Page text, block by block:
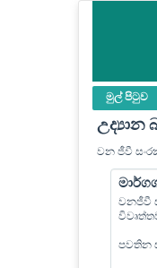
මුල් පි‍ටුව
උද්‍යාන
වන ජීවී
වනජීවී
පවතින